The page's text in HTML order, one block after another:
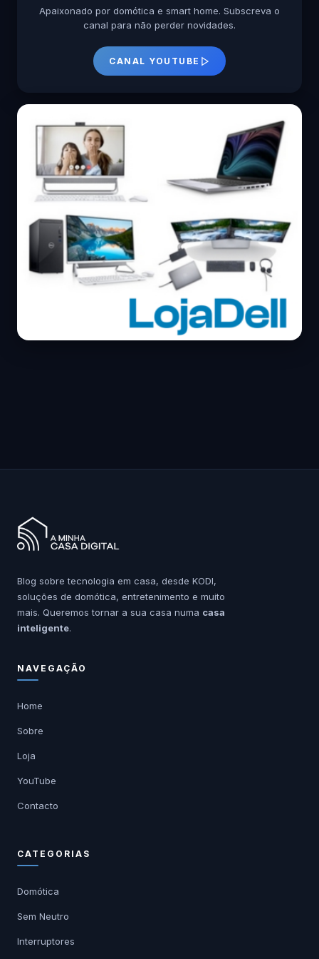
Apaixonado por domótica e smart home. Subscreva o
canal para não perder novidades.
CANAL YOUTUBE
Blog sobre tecnologia em casa, desde KODI,
soluções de domótica, entretenimento e muito
mais. Queremos tornar a sua casa numa casa
inteligente.
NAVEGAÇÃO
Home
Sobre
Loja
YouTube
Contacto
CATEGORIAS
Domótica
Sem Neutro
Interruptores